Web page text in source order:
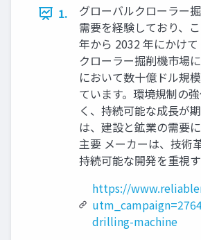
1.
グローバルクローラー
需要を経験しており、
年から 2032 年にかけ
クローラー掘削機市場
において数十億ドル規
ています。環境規制の
く、持続可能な成長が
は、建設と鉱業の需要
主要 メーカーは、技術
持続可能な開発を重視
https://
drilling-machine